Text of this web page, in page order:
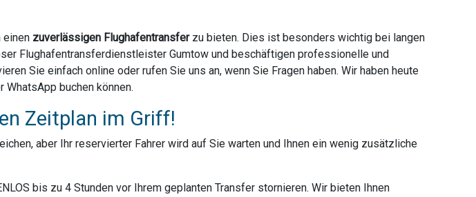
einen zuverlässigen Flughafentransferzu bieten. Dies ist besonders wichtig bei langen
Flughafentransferdienstleister Gumtow und beschäftigen professionelle und
Sie einfach online oder rufen Sie uns an, wenn Sie Fragen haben. Wir haben heute
buchen können.
Zeitplan im Griff!
aber Ihr reservierter Fahrer wird auf Sie warten und Ihnen ein wenig zusätzliche
bis zu 4 Stunden vor Ihrem geplanten Transfer stornieren. Wir bieten Ihnen